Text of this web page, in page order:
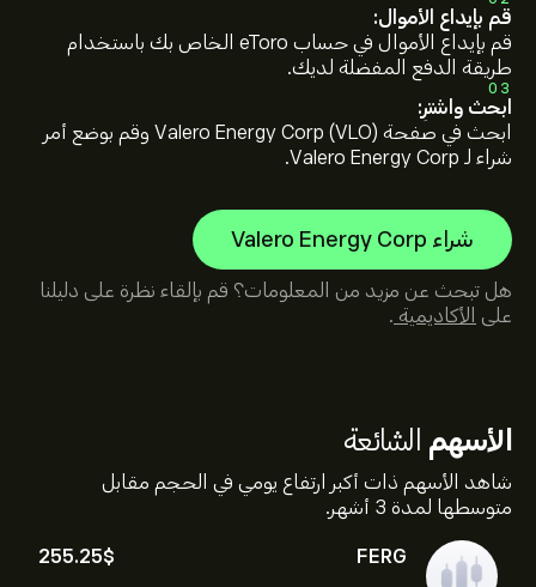
الأسهم الشائعة
شاهد الأسهم ذات أكبر ارتفاع يومي في الحجم مقابل
متوسطها لمدة 3 أشهر.
FERG
255.25‎$‎
قم بإيداع الأموال:
قم بإيداع الأموال في حساب eToro الخاص بك باستخدام
طريقة الدفع المفضلة لديك.
03
ابحث واشترِ:
ابحث في صفحة Valero Energy Corp (VLO) وقم بوضع أمر
شراء لـ Valero Energy Corp.
شراء Valero Energy Corp
هل تبحث عن مزيد من المعلومات؟ قم بإلقاء نظرة على دليلنا
على
الأكاديمية .